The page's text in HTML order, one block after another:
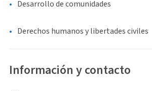
Desarrollo de comunidades
Derechos humanos y libertades civiles
Información y contacto